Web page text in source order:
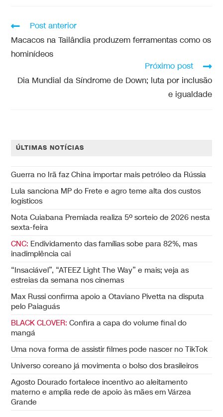
Post anterior
Macacos na Tailândia produzem ferramentas como os
hominídeos
Próximo post
Dia Mundial da Síndrome de Down; luta por inclusão
e igualdade
ÚLTIMAS NOTÍCIAS
Guerra no Irã faz China importar mais petróleo da Rússia
Lula sanciona MP do Frete e agro teme alta dos custos
logísticos
Nota Cuiabana Premiada realiza 5º sorteio de 2026 nesta
sexta-feira
CNC: Endividamento das famílias sobe para 82%, mas
inadimplência cai
“Insaciável”, “ATEEZ Light The Way” e mais; veja as
estreias da semana nos cinemas
Max Russi confirma apoio a Otaviano Pivetta na disputa
pelo Paiaguás
BLACK CLOVER: Confira a capa do volume final do
mangá
Uma nova forma de assistir filmes pode nascer no TikTok
Universo coreano já movimenta o bolso dos brasileiros
Agosto Dourado fortalece incentivo ao aleitamento
materno e amplia rede de apoio às mães em Várzea
Grande